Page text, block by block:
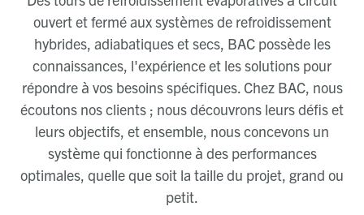
ouvert et fermé aux systèmes de refroidissement
hybrides, adiabatiques et secs, BAC possède les
connaissances, l'expérience et les solutions pour
répondre à vos besoins spécifiques. Chez BAC, nous
écoutons nos clients ; nous découvrons leurs défis et
leurs objectifs, et ensemble, nous concevons un
système qui fonctionne à des performances
optimales, quelle que soit la taille du projet, grand ou
petit.